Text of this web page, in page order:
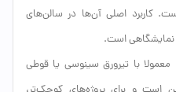
کاربرد اصلی آن‌ها در سالن‌های
نمایشگاهی است.
معمولا با تیرورق سینوسی یا قوطی